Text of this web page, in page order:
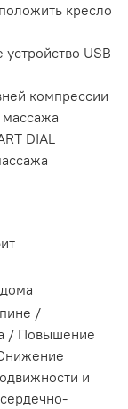
кресло
USB
компрессии
массажа
DIAL
/
/ Повышение
и